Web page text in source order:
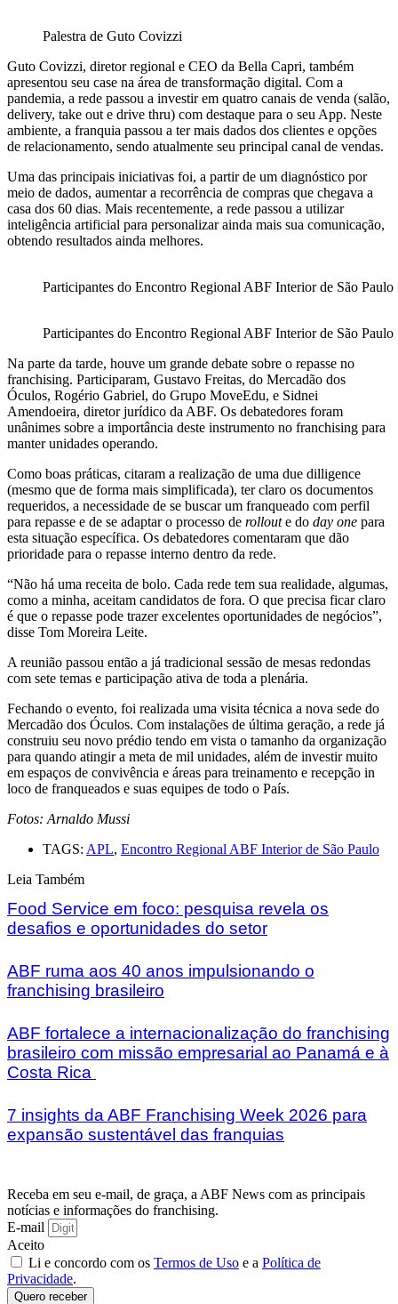
Palestra de Guto Covizzi
Guto Covizzi, diretor regional e CEO da Bella Capri, também
apresentou seu case na área de transformação digital. Com a
pandemia, a rede passou a investir em quatro canais de venda (salão,
delivery, take out e drive thru) com destaque para o seu App. Neste
ambiente, a franquia passou a ter mais dados dos clientes e opções
de relacionamento, sendo atualmente seu principal canal de vendas.
Uma das principais iniciativas foi, a partir de um diagnóstico por
meio de dados, aumentar a recorrência de compras que chegava a
casa dos 60 dias. Mais recentemente, a rede passou a utilizar
inteligência artificial para personalizar ainda mais sua comunicação,
obtendo resultados ainda melhores.
Participantes do Encontro Regional ABF Interior de São Paulo
Participantes do Encontro Regional ABF Interior de São Paulo
Na parte da tarde, houve um grande debate sobre o repasse no
franchising. Participaram, Gustavo Freitas, do Mercadão dos
Óculos, Rogério Gabriel, do Grupo MoveEdu, e Sidnei
Amendoeira, diretor jurídico da ABF. Os debatedores foram
unânimes sobre a importância deste instrumento no franchising para
manter unidades operando.
Como boas práticas, citaram a realização de uma due dilligence
(mesmo que de forma mais simplificada), ter claro os documentos
requeridos, a necessidade de se buscar um franqueado com perfil
para repasse e de se adaptar o processo de rolloute do day one para
esta situação específica. Os debatedores comentaram que dão
prioridade para o repasse interno dentro da rede.
“Não há uma receita de bolo. Cada rede tem sua realidade, algumas,
como a minha, aceitam candidatos de fora. O que precisa ficar claro
é que o repasse pode trazer excelentes oportunidades de negócios”,
disse Tom Moreira Leite.
A reunião passou então a já tradicional sessão de mesas redondas
com sete temas e participação ativa de toda a plenária.
Fechando o evento, foi realizada uma visita técnica a nova sede do
Mercadão dos Óculos. Com instalações de última geração, a rede já
construiu seu novo prédio tendo em vista o tamanho da organização
para quando atingir a meta de mil unidades, além de investir muito
em espaços de convivência e áreas para treinamento e recepção in
loco de franqueados e suas equipes de todo o País.
Fotos: Arnaldo Mussi
TAGS: APL, Encontro Regional ABF Interior de São Paulo
Leia Também
Food Service em foco: pesquisa revela os
desafios e oportunidades do setor
ABF ruma aos 40 anos impulsionando o
franchising brasileiro
ABF fortalece a internacionalização do franchising
brasileiro com missão empresarial ao Panamá e à
Costa Rica
7 insights da ABF Franchising Week 2026 para
expansão sustentável das franquias
Receba em seu e-mail, de graça, a ABF News com as principais
notícias e informações do franchising.
E-mail
Aceito
Li e concordo com os Termos de Uso e a Política de
Privacidade.
Quero receber